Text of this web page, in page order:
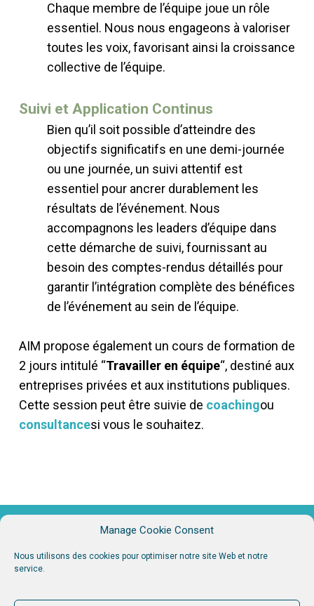
Manage Cookie Consent
Nous utilisons des cookies pour optimiser notre site Web et notre
service.
Chaque membre de l’équipe joue un rôle
essentiel. Nous nous engageons à valoriser
toutes les voix, favorisant ainsi la croissance
collective de l’équipe.
Suivi et Application Continus
Bien qu’il soit possible d’atteindre des
objectifs significatifs en une demi-journée
ou une journée, un suivi attentif est
essentiel pour ancrer durablement les
résultats de l’événement. Nous
accompagnons les leaders d’équipe dans
cette démarche de suivi, fournissant au
besoin des comptes-rendus détaillés pour
garantir l’intégration complète des bénéfices
de l’événement au sein de l’équipe.
AIM propose également un cours de formation de
2 jours intitulé “Travailler en équipe“, destiné aux
entreprises privées et aux institutions publiques.
Cette session peut être suivie de coachingou
consultancesi vous le souhaitez.